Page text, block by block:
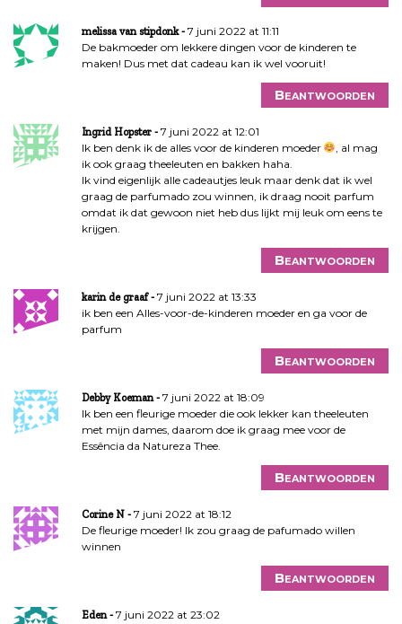
melissa van stipdonk
7 juni 2022 at 11:11
De bakmoeder om lekkere dingen voor de kinderen te
maken! Dus met dat cadeau kan ik wel vooruit!
Beantwoorden
Ingrid Hopster
7 juni 2022 at 12:01
Ik ben denk ik de alles voor de kinderen moeder
, al mag
ik ook graag theeleuten en bakken haha.
Ik vind eigenlijk alle cadeautjes leuk maar denk dat ik wel
graag de parfumado zou winnen, ik draag nooit parfum
omdat ik dat gewoon niet heb dus lijkt mij leuk om eens te
krijgen.
Beantwoorden
karin de graaf
7 juni 2022 at 13:33
ik ben een Alles-voor-de-kinderen moeder en ga voor de
parfum
Beantwoorden
Debby Koeman
7 juni 2022 at 18:09
Ik ben een fleurige moeder die ook lekker kan theeleuten
met mijn dames, daarom doe ik graag mee voor de
Essência da Natureza Thee.
Beantwoorden
Corine N
7 juni 2022 at 18:12
De fleurige moeder! Ik zou graag de pafumado willen
winnen
Beantwoorden
Eden
7 juni 2022 at 23:02